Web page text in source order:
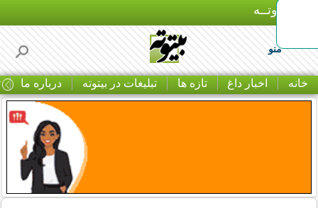
بـیتوتــه
منو
خانه اخبار داغ تازه ها تبلیغات در بیتوته درباره ما